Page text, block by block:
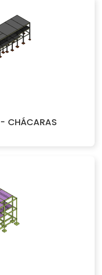
- CHÁCARAS